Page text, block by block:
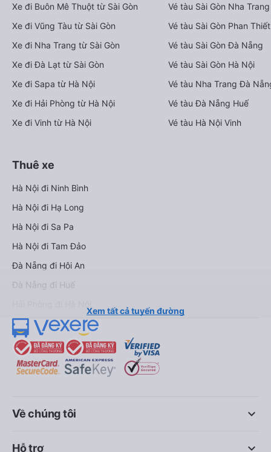
Xe đi Buôn Mê Thuột từ Sài Gòn
Xe đi Vũng Tàu từ Sài Gòn
Xe đi Nha Trang từ Sài Gòn
Xe đi Đà Lạt từ Sài Gòn
Xe đi Sapa từ Hà Nội
Xe đi Hải Phòng từ Hà Nội
Xe đi Vinh từ Hà Nội
Vé tàu Sài Gòn Nha Trang
Vé tàu Sài Gòn Phan Thiết
Vé tàu Sài Gòn Đà Nẵng
Vé tàu Sài Gòn Hà Nội
Vé tàu Nha Trang Đà
Vé tàu Đà Nẵng Huế
Vé tàu Hà Nội Vinh
Thuê xe
Hà Nội đi Ninh Bình
Hà Nội đi Hạ Long
Hà Nội đi Sa Pa
Hà Nội đi Tam Đảo
Đà Nẵng đi Hội An
Đà Nẵng đi Huế
Xem tất cả tuyến đường
keyboard_arrow_down
Về chúng tôi
keyboard_arrow_down
Hỗ trợ